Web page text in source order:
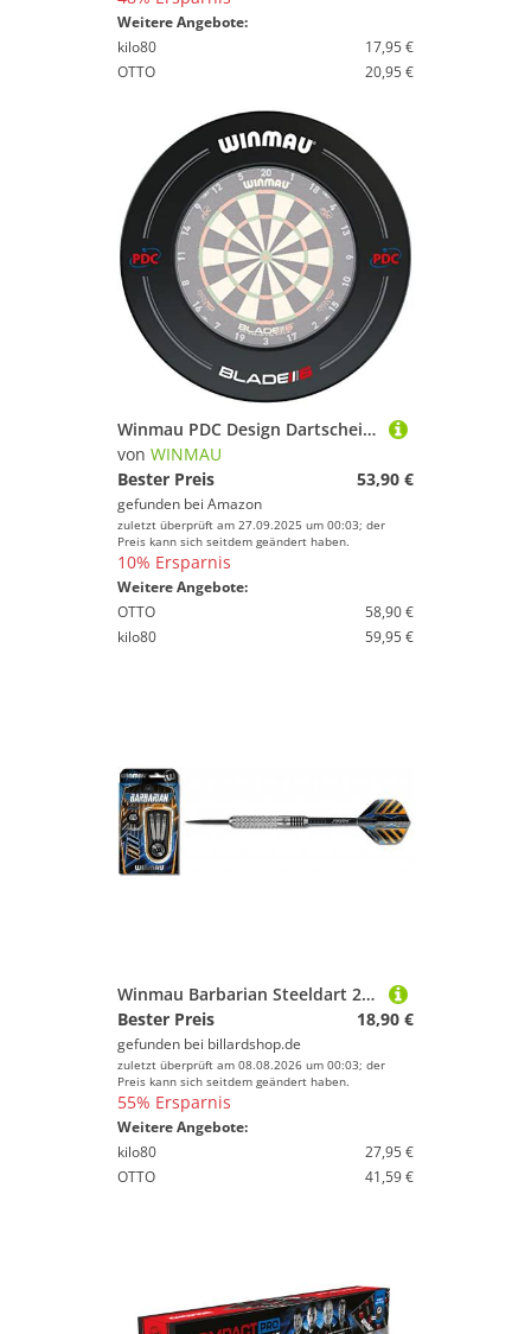
Weitere Angebote:
kilo80
17,95 €
OTTO
20,95 €
Winmau PDC Design Dartscheiben-Surround
von WINMAU
Bester Preis
53,90 €
gefunden bei Amazon
zuletzt überprüft am 27.09.2025 um 00:03; der
Preis kann sich seitdem geändert haben.
10% Ersparnis
Weitere Angebote:
OTTO
58,90 €
kilo80
59,95 €
Winmau Barbarian Steeldart 2302 20 g, 22 g und 24 g
Bester Preis
18,90 €
gefunden bei billardshop.de
zuletzt überprüft am 08.08.2026 um 00:03; der
Preis kann sich seitdem geändert haben.
55% Ersparnis
Weitere Angebote:
kilo80
27,95 €
OTTO
41,59 €